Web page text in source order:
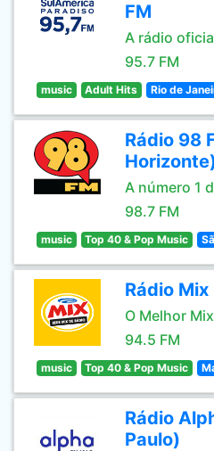
FM
A rádio
95.7 FM
music Adult Hits Rio de
Rádio 98
A número 1
98.7 FM
music Top 40 & Pop Music
Rádio Mix
O Melhor
94.5 FM
music Top 40 & Pop Music
Rádio
Paulo)